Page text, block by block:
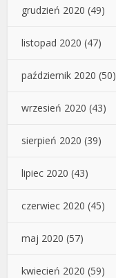
grudzień 2020 (49)
listopad 2020 (47)
październik 2020 (50)
wrzesień 2020 (43)
sierpień 2020 (39)
lipiec 2020 (43)
czerwiec 2020 (45)
maj 2020 (57)
kwiecień 2020 (59)